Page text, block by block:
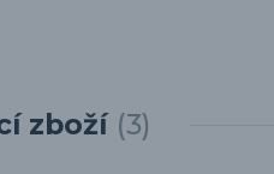
zboží 3